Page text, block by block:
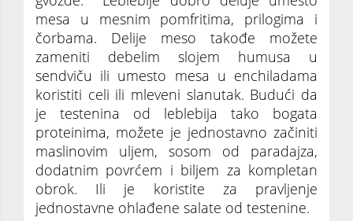
mesa u mesnim pomfritima, prilogima i
čorbama. Delije meso takođe možete
zameniti debelim slojem humusa u
sendviču ili umesto mesa u enchiladama
koristiti celi ili mleveni slanutak. Budući da
je testenina od leblebija tako bogata
proteinima, možete je jednostavno začiniti
maslinovim uljem, sosom od paradajza,
dodatnim povrćem i biljem za kompletan
obrok. Ili je koristite za pravljenje
jednostavne ohlađene salate od testenine.